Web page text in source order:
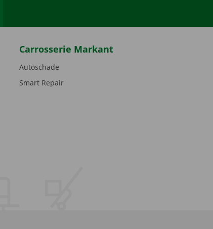
Carrosserie Markant
Autoschade
Smart Repair